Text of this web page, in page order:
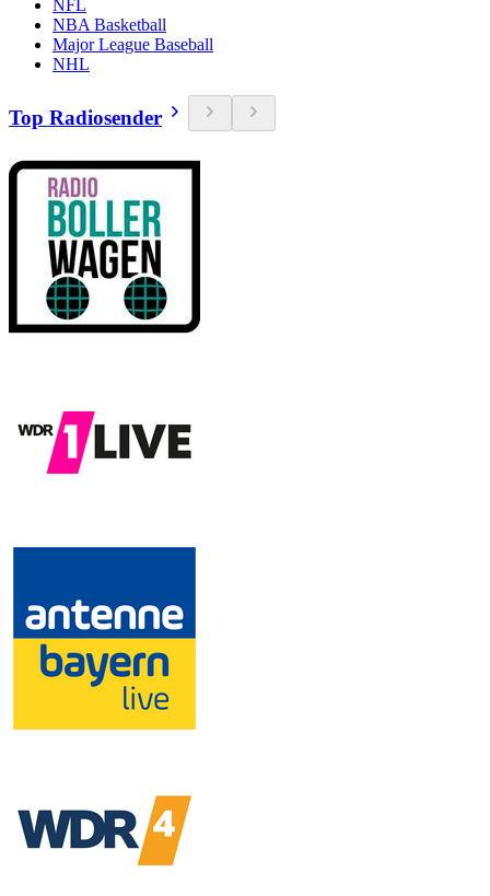
NFL
NBA Basketball
Major League Baseball
NHL
Top Radiosender